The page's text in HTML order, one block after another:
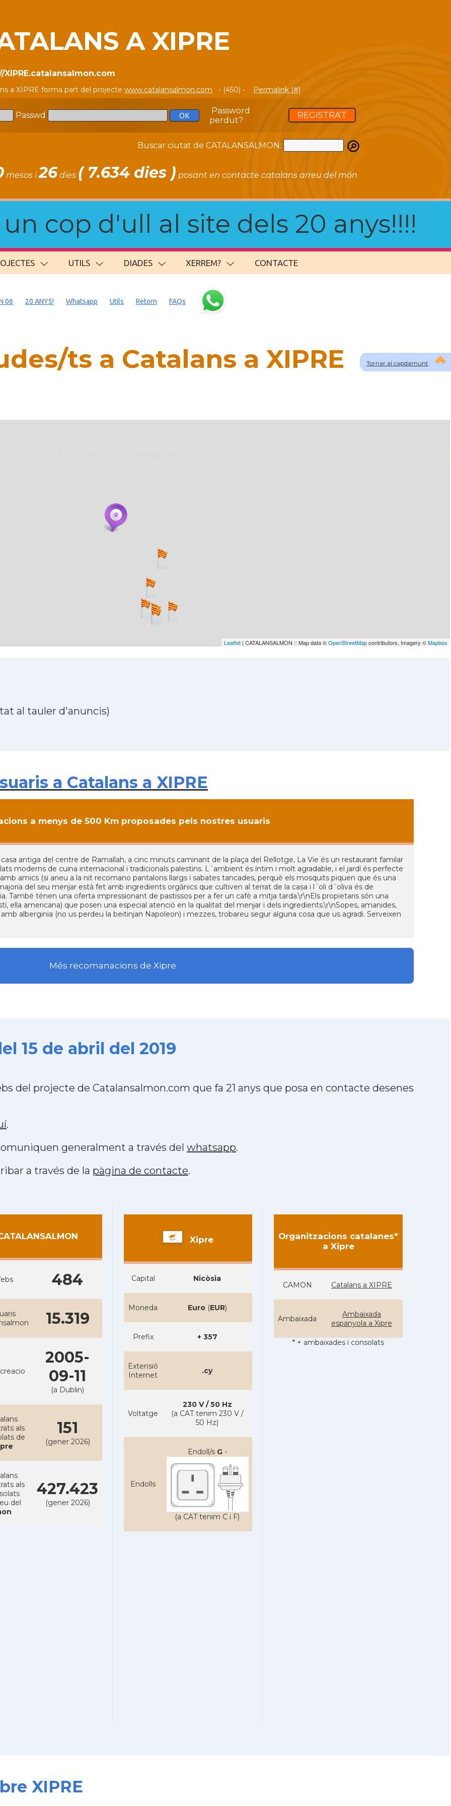
A XIPRE
XIPRE.catalansalmon.com
a XIPRE forma part del projecte www.catalansalmon.com - (450) - Permalink (#)
Passwd
Password
perdut?
REGISTRA'T
Buscar ciutat de CATALANSALMON:
mesos i26dies ( 7.634 dies ) posant en contacte catalans arreu del món
cop d'ull al site dels 20 anys!!!!
UTILS DIADES XERREM? CONTACTE
Tornar al capdamunt
06 20 ANYS! Whatsapp Utils Retorn FAQs
ts a Catalans a XIPRE
Leaflet | CATALANSALMON :: Map data ©OpenStreetMapcontributors, Imagery ©Mapbox
al tauler d'anuncis)
a Catalans a XIPRE
a menys de 500 Km proposades pels nostres usuaris
antiga del centre de Ramallah, a cinc minuts caminant de la plaça del Rellotge, La Vie és un restaurant familar
moderns de cuina internacional i tradicionals palestins. L´ambient és íntim i molt agradable, i el jardí és perfecte
amics (si aneu a la nit recomano pantalons llargs i sabates tancades, perquè els mosquits piquen que és una
del seu menjar està fet amb ingredients orgànics que cultiven al terrat de la casa i l´oli d´oliva és de
També ténen una oferta impressionant de pastissos per a fer un cafè a mitja tarda.\r\nEls propietaris són una
ella americana) que posen una especial atenció en la qualitat del menjar i dels ingredients.\r\nSopes, amanides,
alberginia (no us perdeu la beitinjan Napoleon) i mezzes, trobareu segur alguna cosa que us agradi. Serveixen
Més recomanacions de Xipre
15 de abril del 2019
del projecte de Catalansalmon.com que fa 21 anys que posa en contacte desenes
.
generalment a través del whatsapp.
a través de la pàgina de contacte.
484
15.319
2005-
09-11
(a Dublin)
als
de
151
(gener 2026)
als
del
427.423
(gener 2026)
Xipre
Capital Nicòsia
Moneda Euro(EUR)
Prefix + 357
Extensió
Internet
.cy
Voltatge
230 V / 50 Hz
(a CAT tenim 230 V /
50 Hz)
Endolls
Endoll/s G-
(a CAT tenim C i F)
Organitzacions catalanes*
a Xipre
CAMON Catalans a XIPRE
Ambaixada
Ambaixada
espanyola a Xipre
* + ambaixades i consolats
XIPRE